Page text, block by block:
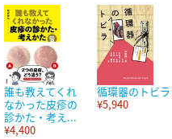
誰も教えてくれ
なかった皮疹の
診かた・考え...
¥4,400
循環器のトビラ
¥5,940